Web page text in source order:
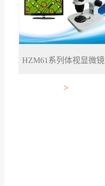
HZM61系列体视显微镜
>